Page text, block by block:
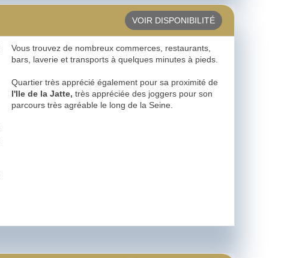
VOIR DISPONIBILITÉ
Vous trouvez de nombreux commerces, restaurants,
bars, laverie et transports à quelques minutes à pieds.
Quartier très apprécié également pour sa proximité de
l'Ile de la Jatte, très appréciée des joggers pour son
parcours très agréable le long de la Seine.